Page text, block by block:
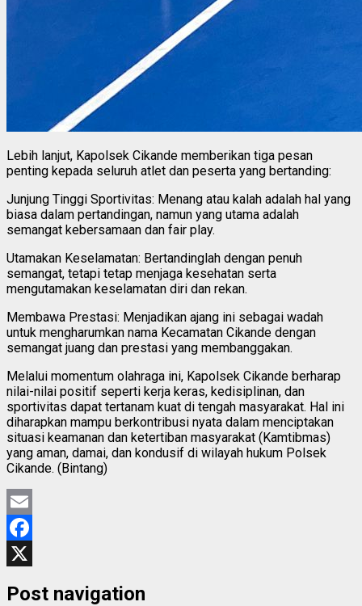
Lebih lanjut, Kapolsek Cikande memberikan tiga pesan
penting kepada seluruh atlet dan peserta yang bertanding:
Junjung Tinggi Sportivitas: Menang atau kalah adalah hal yang
biasa dalam pertandingan, namun yang utama adalah
semangat kebersamaan dan fair play.
Utamakan Keselamatan: Bertandinglah dengan penuh
semangat, tetapi tetap menjaga kesehatan serta
mengutamakan keselamatan diri dan rekan.
Membawa Prestasi: Menjadikan ajang ini sebagai wadah
untuk mengharumkan nama Kecamatan Cikande dengan
semangat juang dan prestasi yang membanggakan.
Melalui momentum olahraga ini, Kapolsek Cikande berharap
nilai-nilai positif seperti kerja keras, kedisiplinan, dan
sportivitas dapat tertanam kuat di tengah masyarakat. Hal ini
diharapkan mampu berkontribusi nyata dalam menciptakan
situasi keamanan dan ketertiban masyarakat (Kamtibmas)
yang aman, damai, dan kondusif di wilayah hukum Polsek
Cikande. (Bintang)
Email
Facebook
Post navigation